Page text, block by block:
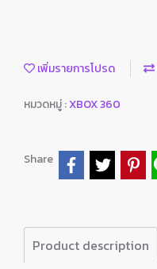
เพิ่มรายการโปรด
หมวดหมู่ :XBOX 360
Share
Product description